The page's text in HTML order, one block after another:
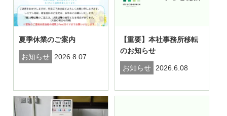
夏季休業のご案内
お知らせ 2026.8.07
【重要】本社事務所移転
のお知らせ
お知らせ 2026.6.08